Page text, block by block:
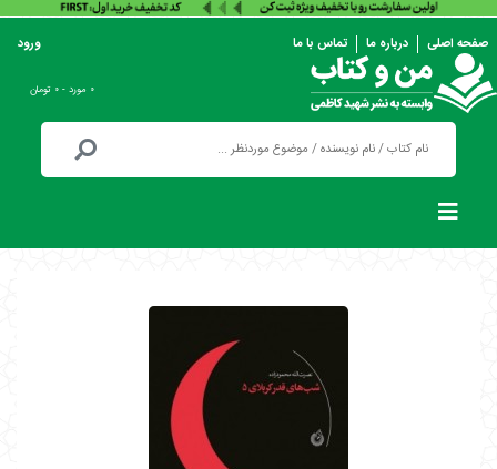
صفحه اصلی درباره ما تماس با ما ورود
۰ مورد - ۰ تومان